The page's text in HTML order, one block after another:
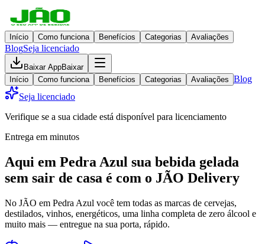
Início Como funciona Benefícios Categorias Avaliações
BlogSeja licenciado
Baixar AppBaixar
Início
Como funciona Benefícios Categorias Avaliações Blog
Seja licenciado
Verifique se a sua cidade está disponível para licenciamento
Entrega em minutos
Aqui em Pedra Azul sua bebida gelada
sem sair de casa é com o JÃO Delivery
No JÃO em Pedra Azul você tem todas as marcas de cervejas,
destilados, vinhos, energéticos, uma linha completa de zero álcool e
muito mais — entregue na sua porta, rápido.